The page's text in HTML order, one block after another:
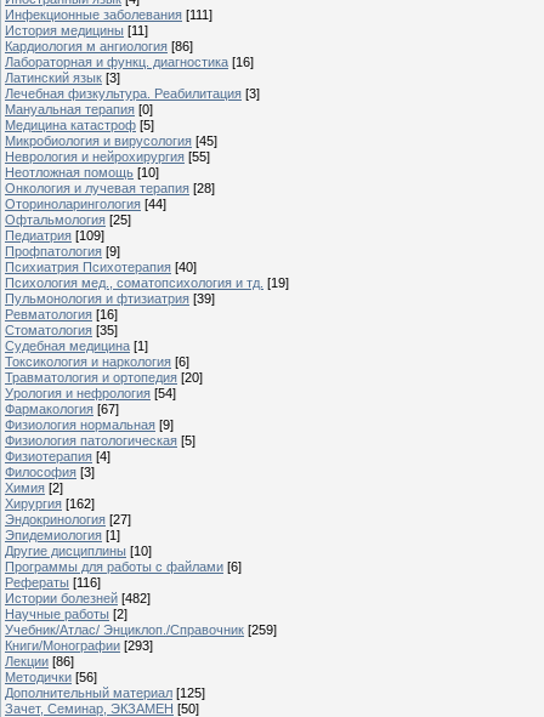
Инфекционные заболевания [111]
История медицины [11]
Кардиология м ангиология [86]
Лабораторная и функц. диагностика [16]
Латинский язык [3]
Лечебная физкультура. Реабилитация [3]
Мануальная терапия [0]
Медицина катастроф [5]
Микробиология и вирусология [45]
Неврология и нейрохирургия [55]
Неотложная помощь [10]
Онкология и лучевая терапия [28]
Оториноларингология [44]
Офтальмология [25]
Педиатрия [109]
Профпатология [9]
Психиатрия Психотерапия [40]
Психология мед., соматопсихология и тд. [19]
Пульмонология и фтизиатрия [39]
Ревматология [16]
Стоматология [35]
Судебная медицина [1]
Токсикология и наркология [6]
Травматология и ортопедия [20]
Урология и нефрология [54]
Фармакология [67]
Физиология нормальная [9]
Физиология патологическая [5]
Физиотерапия [4]
Философия [3]
Химия [2]
Хирургия [162]
Эндокринология [27]
Эпидемиология [1]
Другие дисциплины [10]
Программы для работы с файлами [6]
Рефераты [116]
Истории болезней [482]
Научные работы [2]
Учебник/Атлас/ Энциклоп./Справочник [259]
Книги/Монографии [293]
Лекции [86]
Методички [56]
Дополнительный материал [125]
Зачет, Семинар, ЭКЗАМЕН [50]